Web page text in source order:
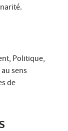
Politique,
sens
de